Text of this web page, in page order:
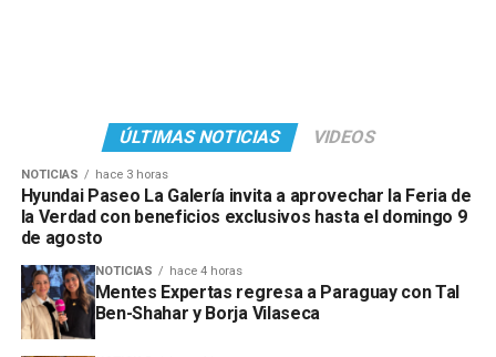
ÚLTIMAS NOTICIAS VIDEOS
NOTICIAS hace 3 horas
Hyundai Paseo La Galería invita a aprovechar la Feria de
la Verdad con beneficios exclusivos hasta el domingo 9
de agosto
NOTICIAS hace 4 horas
Mentes Expertas regresa a Paraguay con Tal
Ben-Shahar y Borja Vilaseca